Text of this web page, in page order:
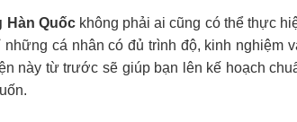
Hàn Quốckhông phải ai cũng có thể thực
cá nhân có đủ trình độ, kinh nghiệm
này từ trước sẽ giúp bạn lên kế hoạch